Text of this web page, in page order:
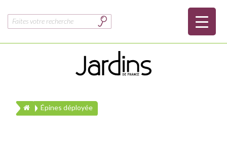
Rechercher :
Épines déployée